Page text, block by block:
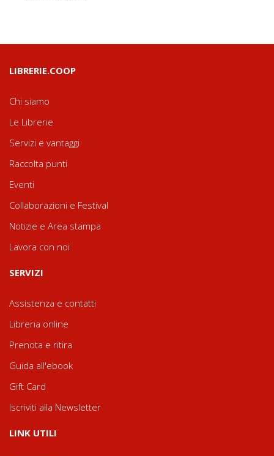
LIBRERIE.COOP
Chi siamo
Le Librerie
Servizi e vantaggi
Raccolta punti
Eventi
Collaborazioni e Festival
Notizie e Area stampa
Lavora con noi
SERVIZI
Assistenza e contatti
Libreria online
Prenota e ritira
Guida all'ebook
Gift Card
Iscriviti alla Newsletter
LINK UTILI